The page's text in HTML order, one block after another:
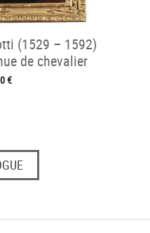
(1529 – 1592)
de chevalier
€